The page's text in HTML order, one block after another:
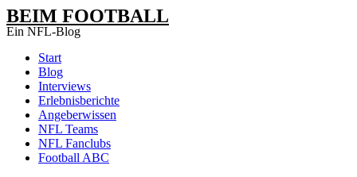
Zum
Inhalt
BEIM FOOTBALL
Ein NFL-Blog
Start
Blog
Interviews
Erlebnisberichte
Angeberwissen
NFL Teams
NFL Fanclubs
Football ABC